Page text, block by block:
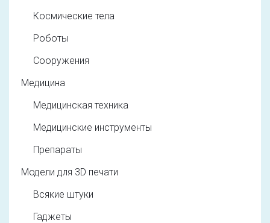
Космические тела
Роботы
Сооружения
Медицина
Медицинская техника
Медицинские инструменты
Препараты
Модели для 3D печати
Всякие штуки
Гаджеты